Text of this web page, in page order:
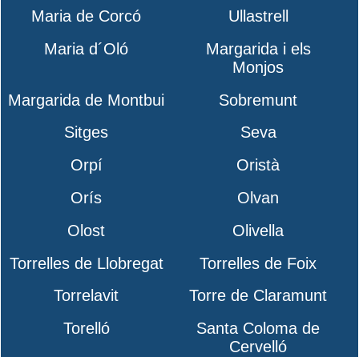
Maria de Corcó
Ullastrell
Maria d´Oló
Margarida i els
Monjos
Margarida de Montbui
Sobremunt
Sitges
Seva
Orpí
Oristà
Orís
Olvan
Olost
Olivella
Torrelles de Llobregat
Torrelles de Foix
Torrelavit
Torre de Claramunt
Torelló
Santa Coloma de
Cervelló